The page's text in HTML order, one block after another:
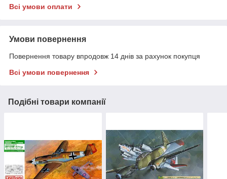
Всі умови оплати
Умови повернення
Повернення товару впродовж 14 днів за рахунок покупця
Всі умови повернення
Подібні товари компанії